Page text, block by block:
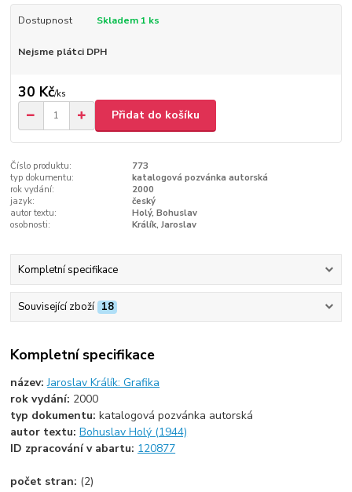
Dostupnost Skladem 1 ks
Nejsme plátci DPH
30 Kč/ks
Přidat do košíku
Číslo produktu:
773
typ dokumentu:
katalogová pozvánka autorská
rok vydání:
2000
jazyk:
český
autor textu:
Holý, Bohuslav
osobnosti:
Králík, Jaroslav
Kompletní specifikace
Související zboží 18
Kompletní specifikace
název:Jaroslav Králík: Grafika
rok vydání: 2000
typ dokumentu:katalogová pozvánka autorská
autor textu:Bohuslav Holý (1944)
ID zpracování v abartu: 120877
počet stran: (2)